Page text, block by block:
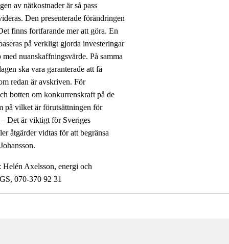
av nätkostnader är så pass
Den presenterade förändringen
finns fortfarande mer att göra. En
på verkligt gjorda investeringar
nuanskaffningsvärde. På samma
ska vara garanterade att få
redan är avskriven. För
botten om konkurrenskraft på de
på vilket är förutsättningen för
Det är viktigt för Sveriges
åtgärder vidtas för att begränsa
: Helén Axelsson, energi och
070-370 92 31